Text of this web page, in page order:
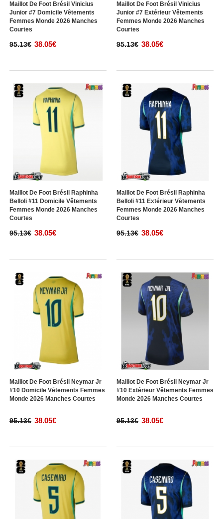
Maillot De Foot Brésil Vinicius
Junior #7 Domicile Vêtements
Femmes Monde 2026 Manches
Courtes
95.13€ 38.05€
Maillot De Foot Brésil Vinicius
Junior #7 Extérieur Vêtements
Femmes Monde 2026 Manches
Courtes
95.13€ 38.05€
Maillot De Foot Brésil Raphinha
Belloli #11 Domicile Vêtements
Femmes Monde 2026 Manches
Courtes
95.13€ 38.05€
Maillot De Foot Brésil Raphinha
Belloli #11 Extérieur Vêtements
Femmes Monde 2026 Manches
Courtes
95.13€ 38.05€
Maillot De Foot Brésil Neymar Jr
#10 Domicile Vêtements Femmes
Monde 2026 Manches Courtes
95.13€ 38.05€
Maillot De Foot Brésil Neymar Jr
#10 Extérieur Vêtements Femmes
Monde 2026 Manches Courtes
95.13€ 38.05€